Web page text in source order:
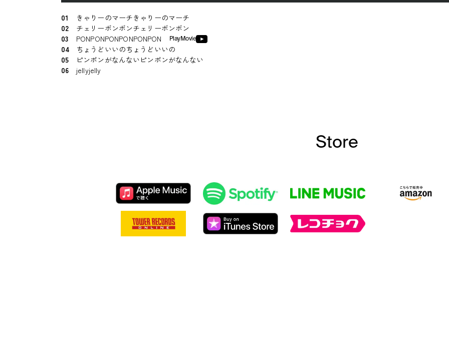
01
きゃりーのマーチきゃりーのマーチ
02
チェリーボンボンチェリーボンボン
03
PONPONPONPONPONPON PlayMovie
04
ちょうどいいのちょうどいいの
05
ピンポンがなんないピンポンがなんない
06
jellyjelly
Store